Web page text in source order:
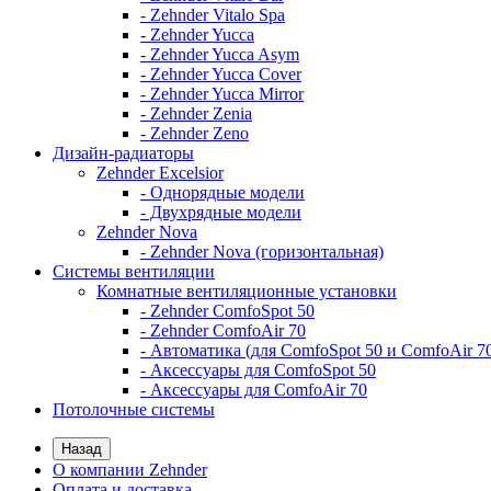
- Zehnder Vitalo Spa
- Zehnder Yucca
- Zehnder Yucca Asym
- Zehnder Yucca Cover
- Zehnder Yucca Mirror
- Zehnder Zenia
- Zehnder Zeno
Дизайн-радиаторы
Zehnder Excelsior
- Однорядные модели
- Двухрядные модели
Zehnder Nova
- Zehnder Nova (горизонтальная)
Системы вентиляции
Комнатные вентиляционные установки
- Zehnder ComfoSpot 50
- Zehnder ComfoAir 70
- Автоматика (для ComfoSpot 50 и ComfoAir
- Аксессуары для ComfoSpot 50
- Аксессуары для ComfoAir 70
Потолочные системы
Назад
О компании Zehnder